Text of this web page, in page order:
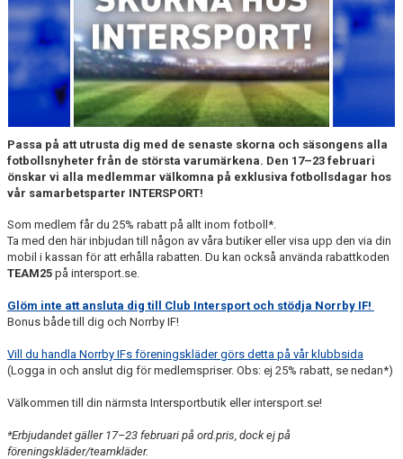
MATCHER
NÄRA NORRBY
VÄRDEGRUND
Passa på att utrusta dig med de senaste skorna och säsongens alla
fotbollsnyheter från de största varumärkena. Den 17–23 februari
önskar vi alla medlemmar välkomna på exklusiva fotbollsdagar hos
vår samarbetsparter INTERSPORT!
Som medlem får du 25% rabatt på allt inom fotboll*.
Ta med den här inbjudan till någon av våra butiker eller visa upp den via din
mobil i kassan för att erhålla rabatten. Du kan också använda rabattkoden
TEAM25 på intersport.se.
Glöm inte att ansluta dig till Club Intersport och stödja Norrby IF!
Bonus både till dig och Norrby IF!
Vill du handla Norrby IFs föreningskläder görs detta på vår klubbsida
(Logga in och anslut dig för medlemspriser. Obs: ej 25% rabatt, se nedan*)
Välkommen till din närmsta Intersportbutik eller intersport.se!
*Erbjudandet gäller 17–23 februari på ord.pris, dock ej på
föreningskläder/teamkläder.